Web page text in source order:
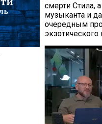
смерти Стила,
музыканта и
очередным